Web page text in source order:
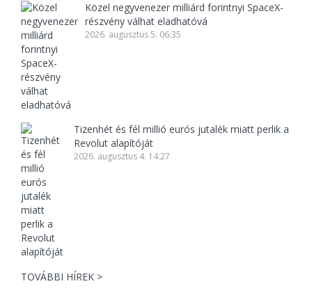
Közel negyvenezer milliárd forintnyi SpaceX-
részvény válhat eladhatóvá
2026. augusztus 5. 06:35
Tizenhét és fél millió eurós jutalék miatt perlik a
Revolut alapítóját
2026. augusztus 4. 14:27
TOVÁBBI HÍREK >